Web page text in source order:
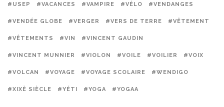
#USEP #VACANCES #VAMPIRE #VÉLO #VENDANGES
#VENDÉE GLOBE #VERGER #VERS DE TERRE #VÊTEMENT
#VÊTEMENTS #VIN #VINCENT GAUDIN
#VINCENT MUNNIER #VIOLON #VOILE #VOILIER #VOIX
#VOLCAN #VOYAGE #VOYAGE SCOLAIRE #WENDIGO
#XIXÈ SIÈCLE #YÉTI #YOGA #YOGAA